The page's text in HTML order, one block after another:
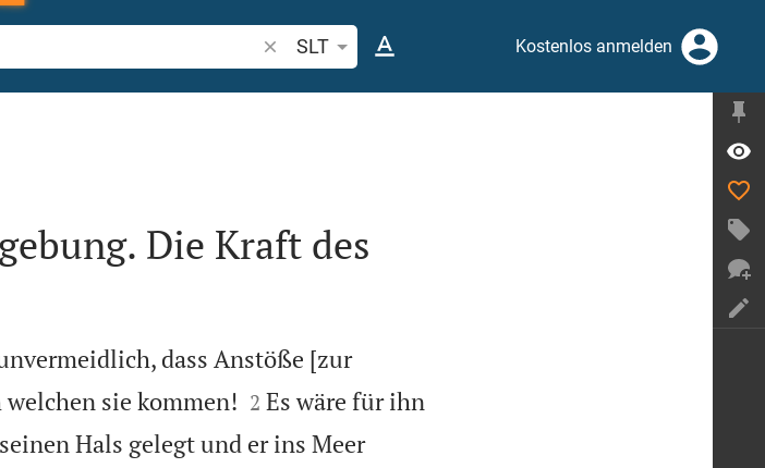
Bibelstelle oder Begriff suchen
SLT Kostenlos anmelden
Die Kraft des
dass Anstöße [zur
welchen sie kommen!
2 Es wäre für ihn
Hals gelegt und er ins Meer